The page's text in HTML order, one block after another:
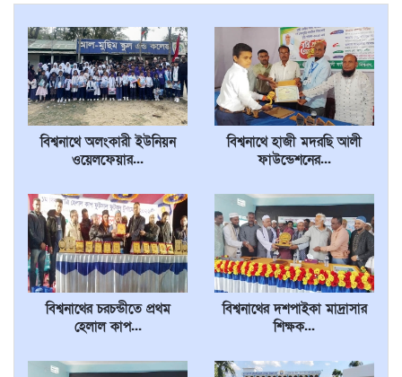
বিশ্বনাথে অলংকারী ইউনিয়ন
ওয়েলফেয়ার...
বিশ্বনাথে হাজী মদরছি আলী
ফাউন্ডেশনের...
বিশ্বনাথের চরচন্ডীতে প্রথম
হেলাল কাপ...
বিশ্বনাথের দশপাইকা মাদ্রাসার
শিক্ষক...